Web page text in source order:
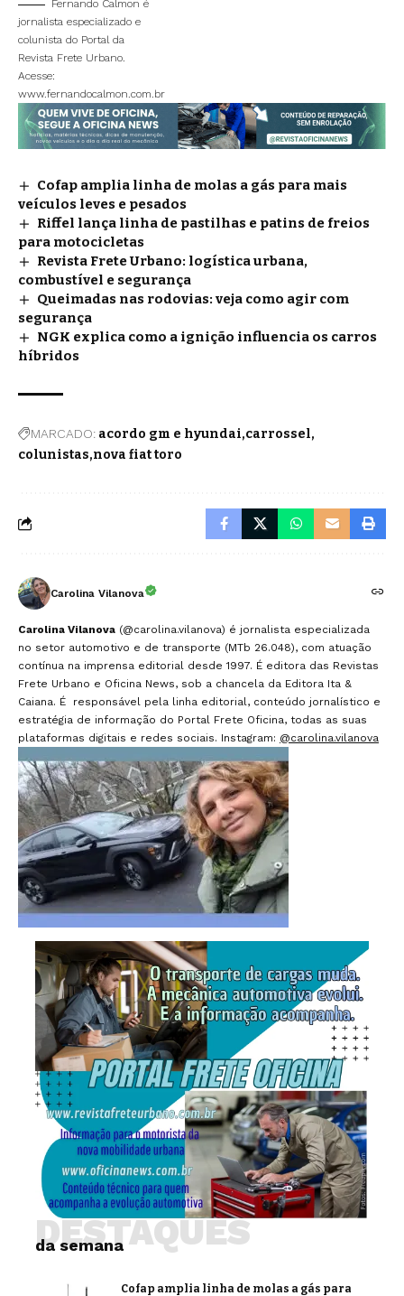
Fernando Calmon é
jornalista especializado e
colunista do Portal da
Revista Frete Urbano.
Acesse:
www.fernandocalmon.com.br
Cofap amplia linha de molas a gás para mais
veículos leves e pesados
Riffel lança linha de pastilhas e patins de freios
para motocicletas
Revista Frete Urbano: logística urbana,
combustível e segurança
Queimadas nas rodovias: veja como agir com
segurança
NGK explica como a ignição influencia os carros
híbridos
MARCADO: acordo gm e hyundai carrossel
colunistas nova fiat toro
Carolina Vilanova
Carolina Vilanova (@carolina.vilanova) é jornalista especializada
no setor automotivo e de transporte (MTb 26.048), com atuação
contínua na imprensa editorial desde 1997. É editora das Revistas
Frete Urbano e Oficina News, sob a chancela da Editora Ita &
Caiana. É responsável pela linha editorial, conteúdo jornalístico e
estratégia de informação do Portal Frete Oficina, todas as suas
plataformas digitais e redes sociais. Instagram: @carolina.vilanova
da semana
DESTAQUES
Cofap amplia linha de molas a gás para